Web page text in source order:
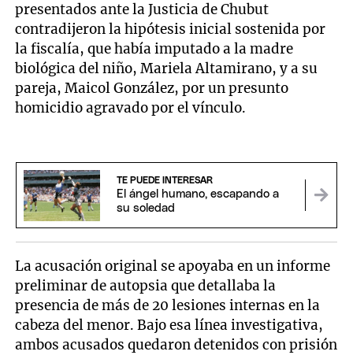
presentados ante la Justicia de Chubut
contradijeron la hipótesis inicial sostenida por
la fiscalía, que había imputado a la madre
biológica del niño, Mariela Altamirano, y a su
pareja, Maicol González, por un presunto
homicidio agravado por el vínculo.
TE PUEDE INTERESAR
El ángel humano, escapando a
su soledad
La acusación original se apoyaba en un informe
preliminar de autopsia que detallaba la
presencia de más de 20 lesiones internas en la
cabeza del menor. Bajo esa línea investigativa,
ambos acusados quedaron detenidos con prisión